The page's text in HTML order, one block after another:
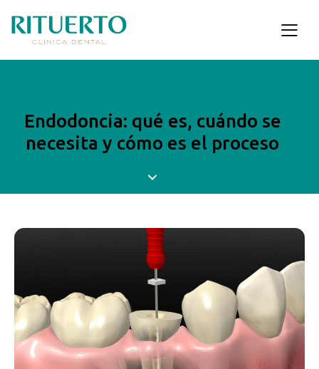
Endodoncia: qué es, cuándo se
necesita y cómo es el proceso